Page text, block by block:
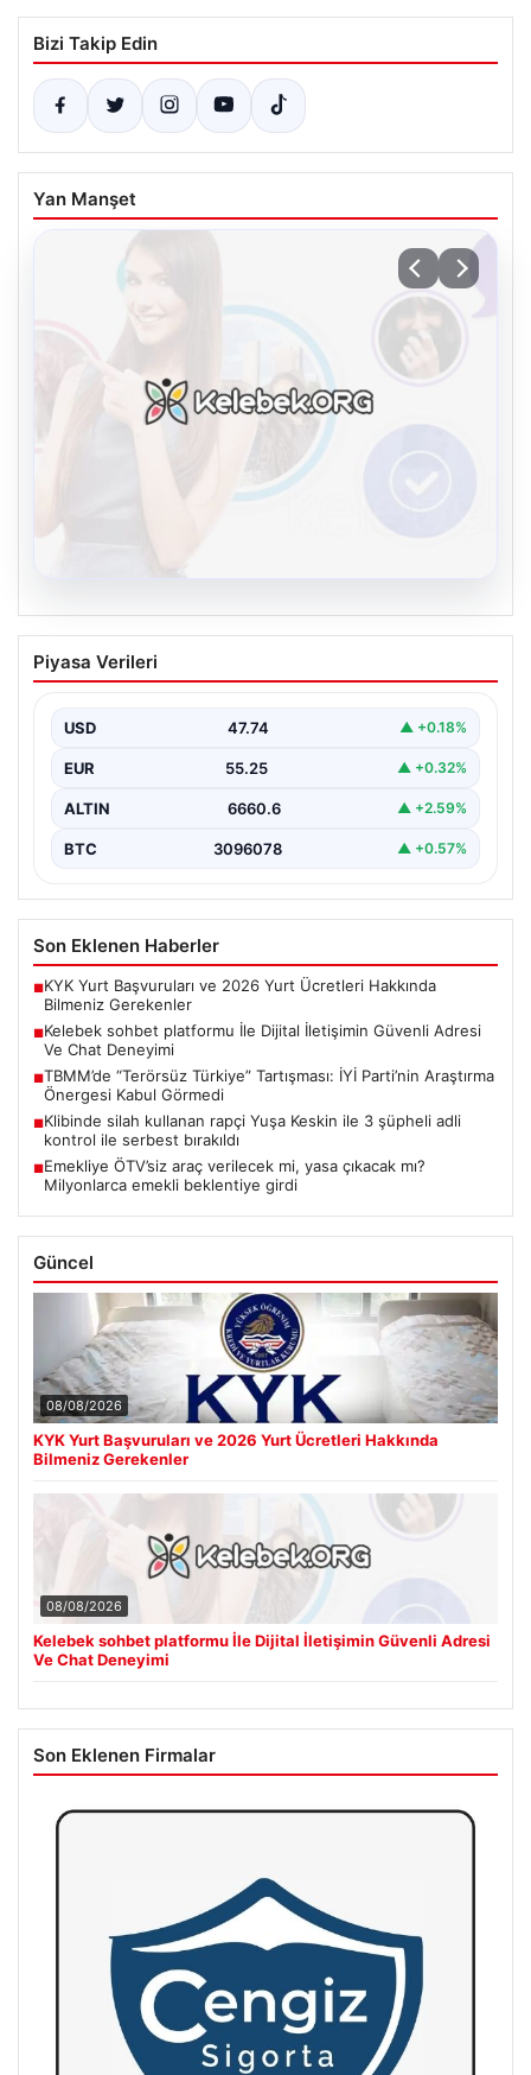
Bizi Takip Edin
Yan Manşet
Kelebek sohbet platformu İle Dijital
İletişimin Güvenli Adresi Ve Chat
İnternet çağında insanların güvenli bir biçimde bağlantı
Piyasa Verileri
USD 47.74 ▲ +0.18%
EUR 55.25 ▲ +0.32%
ALTIN 6660.6 ▲ +2.59%
BTC 3096078 ▲ +0.57%
Son Eklenen Haberler
■KYK Yurt Başvuruları ve 2026 Yurt Ücretleri Hakkında
Bilmeniz Gerekenler
■Kelebek sohbet platformu İle Dijital İletişimin Güvenli Adresi
Ve Chat Deneyimi
■TBMM’de “Terörsüz Türkiye” Tartışması: İYİ Parti’nin Araştırma
Önergesi Kabul Görmedi
■Klibinde silah kullanan rapçi Yuşa Keskin ile 3 şüpheli adli
kontrol ile serbest bırakıldı
■Emekliye ÖTV’siz araç verilecek mi, yasa çıkacak mı?
Milyonlarca emekli beklentiye girdi
Güncel
08/08/2026
KYK Yurt Başvuruları ve 2026 Yurt Ücretleri Hakkında
Bilmeniz Gerekenler
08/08/2026
Kelebek sohbet platformu İle Dijital İletişimin Güvenli Adresi
Ve Chat Deneyimi
Son Eklenen Firmalar